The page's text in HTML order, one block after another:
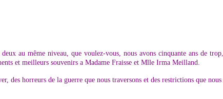
au même niveau, que voulez-vous, nous avons cinquante ans de
et meilleurs souvenirs a Madame Fraisse et Mlle Irma Meilland.
des horreurs de la guerre que nous traversons et des restrictions que